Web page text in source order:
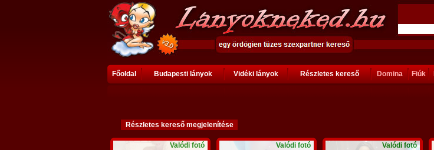
Főoldal Budapesti lányok Vidéki lányok Részletes kereső Domina Fiúk
Valódi fotó Valódi fotó Valódi fotó